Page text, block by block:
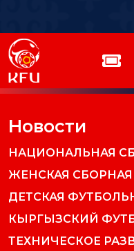
Новости
НАЦИОНАЛЬНАЯ
ЖЕНСКАЯ СБОРНАЯ
ДЕТСКАЯ
КЫРГЫЗСКИЙ
ТЕХНИЧЕСКОЕ